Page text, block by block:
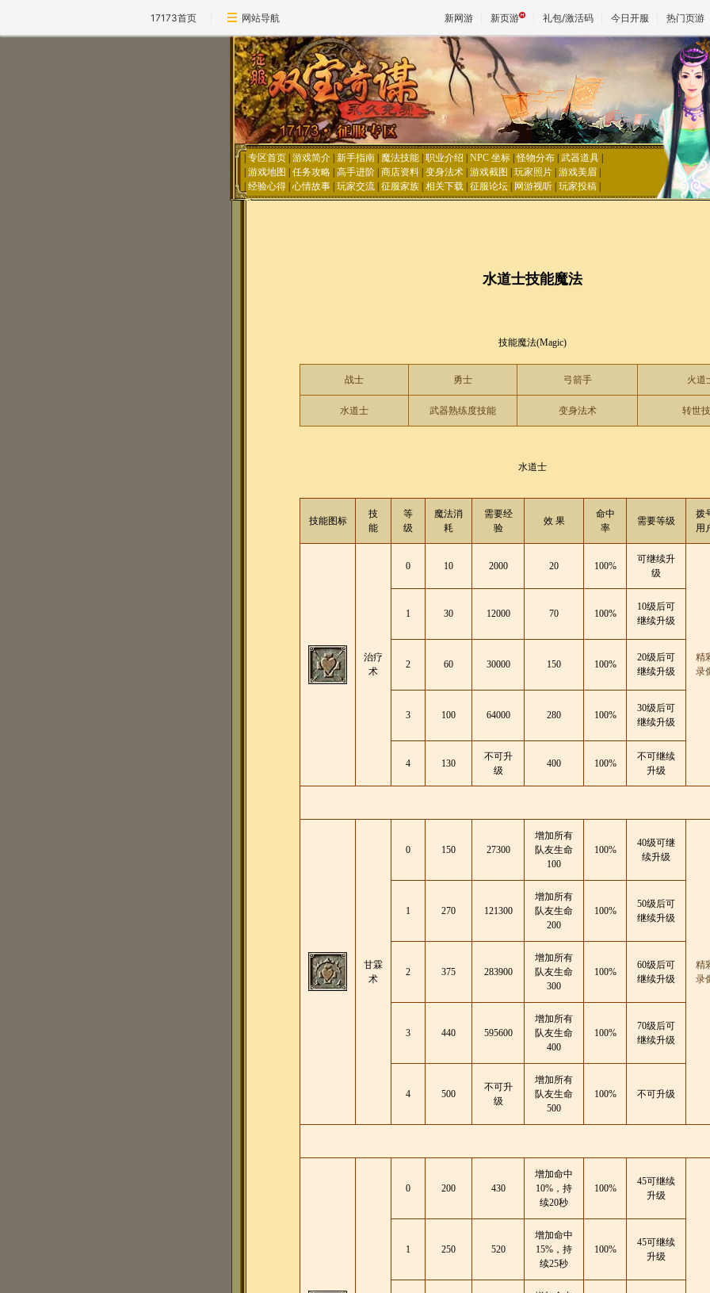
17173首页 网站导航 新网游 新页游 礼包/激活码 今日开服 热门页游
魔兽
天堂
王权与
专区首页| 游戏简介| 新手指南| 魔法技能| 职业介绍 NPC 坐标|怪物分布| 武器道具|
游戏地图 任务攻略| 高手进阶| 商店资料| 变身法术| 游戏截图 玩家照片| 游戏美眉|
经验心得| 心情故事| 玩家交流| 征服家族| 相关下载| 征服论坛| 网游视听| 玩家投稿|
水道士技能魔法
技能魔法(Magic)
战士 勇士 弓箭手 火道
水道士 武器熟练度技能 变身法术 转世
水道士
技能图标
技
能
等
级
魔法消
耗
需要经
验
效 果
命中
率
需要等级
拨
用
治疗
术
0 10 2000 20 100%
可继续升
级
精
录
1 30 12000 70 100%
10级后可
继续升级
2 60 30000 150 100%
20级后可
继续升级
3 100 64000 280 100%
30级后可
继续升级
4 130
不可升
级
400 100%
不可继续
升级
甘霖
术
0 150 27300
增加所有
队友生命
100
100%
40级可继
续升级
精
录
1 270 121300
增加所有
队友生命
200
100%
50级后可
继续升级
2 375 283900
增加所有
队友生命
300
100%
60级后可
继续升级
3 440 595600
增加所有
队友生命
400
100%
70级后可
继续升级
4 500
不可升
级
增加所有
队友生命
500
100% 不可升级
0 200 430
增加命中
10%，持
续20秒
100%
45可继续
升级
1 250 520
增加命中
15%，持
续25秒
100%
45可继续
升级